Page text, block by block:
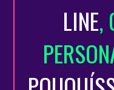
LINE,